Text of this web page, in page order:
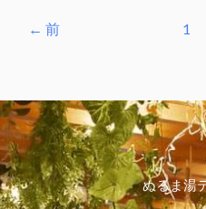
← 前 1
ぬるま湯